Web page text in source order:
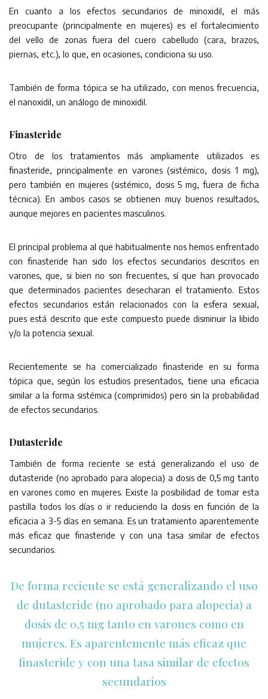
En cuanto a los efectos secundarios de minoxidil, el más
preocupante (principalmente en mujeres) es el fortalecimiento
del vello de zonas fuera del cuero cabelludo (cara, brazos,
piernas, etc.), lo que, en ocasiones, condiciona su uso.
También de forma tópica se ha utilizado, con menos frecuencia,
el nanoxidil, un análogo de minoxidil.
Finasteride
Otro de los tratamientos más ampliamente utilizados es
finasteride, principalmente en varones (sistémico, dosis 1 mg),
pero también en mujeres (sistémico, dosis 5 mg, fuera de ficha
técnica). En ambos casos se obtienen muy buenos resultados,
aunque mejores en pacientes masculinos.
El principal problema al que habitualmente nos hemos enfrentado
con finasteride han sido los efectos secundarios descritos en
varones, que, si bien no son frecuentes, sí que han provocado
que determinados pacientes desecharan el tratamiento. Estos
efectos secundarios están relacionados con la esfera sexual,
pues está descrito que este compuesto puede disminuir la libido
y/o la potencia sexual.
Recientemente se ha comercializado finasteride en su forma
tópica que, según los estudios presentados, tiene una eficacia
similar a la forma sistémica (comprimidos) pero sin la probabilidad
de efectos secundarios.
Dutasteride
También de forma reciente se está generalizando el uso de
dutasteride (no aprobado para alopecia) a dosis de 0,5 mg tanto
en varones como en mujeres. Existe la posibilidad de tomar esta
pastilla todos los días o ir reduciendo la dosis en función de la
eficacia a 3-5 días en semana. Es un tratamiento aparentemente
más eficaz que finasteride y con una tasa similar de efectos
secundarios.
De forma reciente se está generalizando el uso
de dutasteride (no aprobado para alopecia) a
dosis de 0,5 mg tanto en varones como en
mujeres. Es aparentemente más eficaz que
finasteride y con una tasa similar de efectos
secundarios